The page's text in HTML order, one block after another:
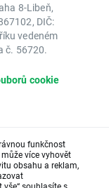
8-Libeň,
DIČ:
vedeném
č. 56720.
cookie
funkčnost
více vyhovět
obsahu a reklam,